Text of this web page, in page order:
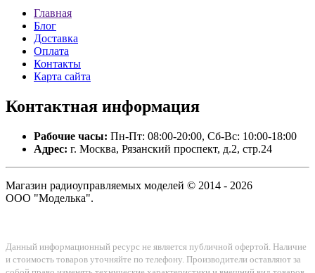
Главная
Блог
Доставка
Оплата
Контакты
Карта сайта
Контактная информация
Рабочие часы: Пн-Пт: 08:00-20:00, Сб-Вс: 10:00-18:00
Адрес: г. Москва, Рязанский проспект, д.2, стр.24
Магазин радиоуправляемых моделей © 2014 - 2026
ООО "Моделька".
Данный информационный ресурс не является публичной офертой. Наличие
и стоимость товаров уточняйте по телефону. Производители оставляют за